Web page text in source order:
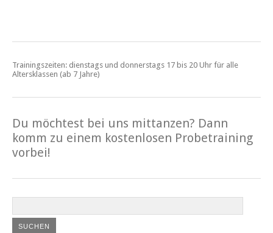
Trainingszeiten: dienstags und donnerstags 17 bis 20 Uhr für alle
Altersklassen (ab 7 Jahre)
Du möchtest bei uns mittanzen? Dann
komm zu einem kostenlosen Probetraining
vorbei!